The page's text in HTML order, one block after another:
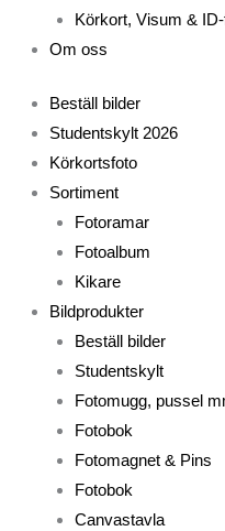
Körkort, Visum &
Om oss
Beställ bilder
Studentskylt 2026
Körkortsfoto
Sortiment
Fotoramar
Fotoalbum
Kikare
Bildprodukter
Beställ bilder
Studentskylt
Fotomugg, pussel
Fotobok
Fotomagnet & Pins
Fotobok
Canvastavla